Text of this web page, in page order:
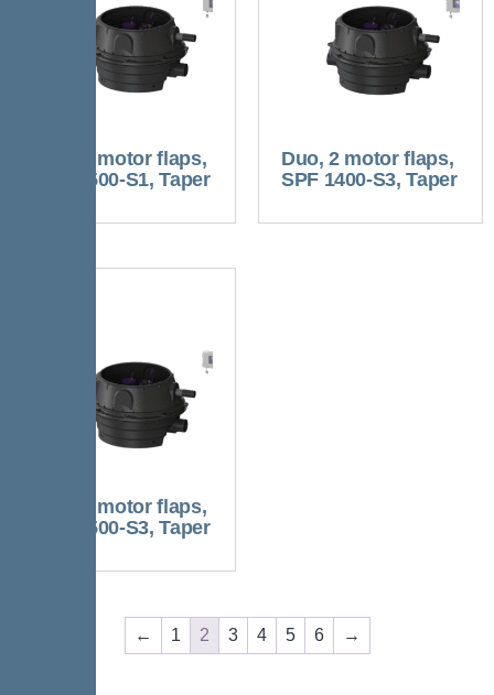
Duo, 2 motor flaps,
SPF 4500-S1, Taper
Duo, 2 motor flaps,
SPF 1400-S3, Taper
Duo, 2 motor flaps,
SPF 1500-S3, Taper
← 1 2 3 4 5 6 →